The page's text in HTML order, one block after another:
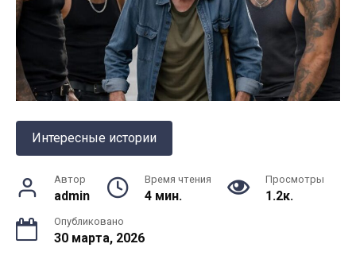
Интересные истории
Автор
admin
Время чтения
4 мин.
Просмотры
1.2к.
Опубликовано
30 марта, 2026